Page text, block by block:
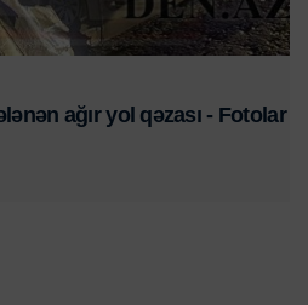
ağır yol qəzası - Fotolar